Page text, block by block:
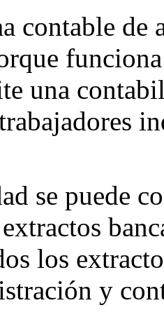
contable de
una
se puede
los
y